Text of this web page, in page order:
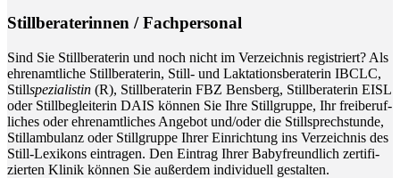
Still­be­ra­te­rin­nen / Fachpersonal
Sind Sie Still­be­ra­te­rin und noch nicht im Ver­zeich­nis regis­triert? Als
ehren­amt­li­che Still­be­ra­te­rin, Still- und Lak­ta­ti­ons­be­ra­te­rin IBCLC,
Stillspe­zia­lis­tin (R), Still­be­ra­te­rin FBZ Bens­berg, Still­be­ra­te­rin EISL
oder Still­be­glei­te­rin DAIS kön­nen Sie Ihre Still­grup­pe, Ihr frei­be­ruf­
li­ches oder ehren­amt­li­ches Ange­bot und/oder die Still­sprech­stun­de,
Still­am­bu­lanz oder Still­grup­pe Ihrer Ein­rich­tung ins Ver­zeich­nis des
Still-Lexi­kons ein­tra­gen. Den Ein­trag Ihrer Baby­freund­lich zer­ti­fi­
zier­ten Kli­nik kön­nen Sie außer­dem indi­vi­du­ell gestalten.